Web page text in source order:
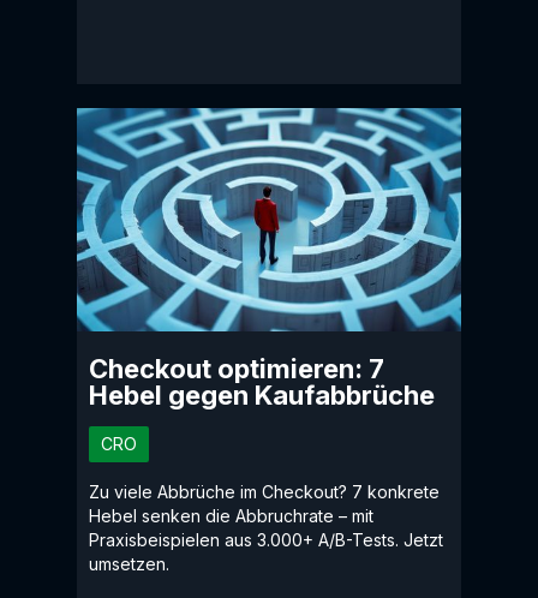
Checkout optimieren: 7
Hebel gegen Kaufabbrüche
CRO
Zu viele Abbrüche im Checkout? 7 konkrete
Hebel senken die Abbruchrate – mit
Praxisbeispielen aus 3.000+ A/B-Tests. Jetzt
umsetzen.